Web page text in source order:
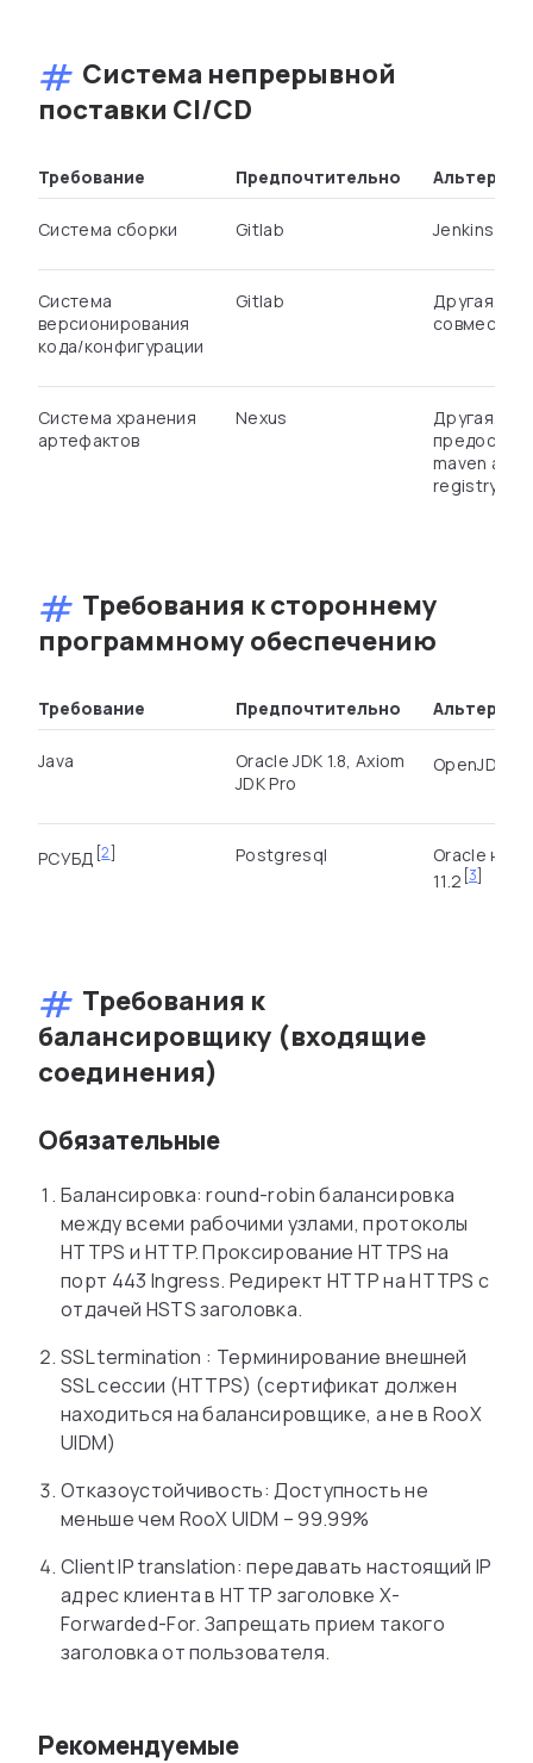
Система непрерывной
поставки CI/CD
Требование Предпочтительно
Система сборки Gitlab Jenkins
Система
версионирования
кода/конфигурации
Gitlab
Другая, git-
Система хранения
артефактов
Nexus
Другая,
maven api,
registry
Требования к стороннему
программному обеспечению
Требование Предпочтительно
Java
Oracle JDK 1.8, Axiom
JDK Pro
OpenJDK 1.8⁠
РСУБД⁠ [2 Postgresql
Oracle не
11.2⁠ 3
Требования к
балансировщику (входящие
соединения)
Обязательные
Балансировка: round-robin балансировка
между всеми рабочими узлами, протоколы
HTTPS и HTTP. Проксирование HTTPS на
порт 443 Ingress. Редирект HTTP на HTTPS с
отдачей HSTS заголовка.
SSL termination : Терминирование внешней
SSL сессии (HTTPS) (сертификат должен
находиться на балансировщике, а не в RooX
UIDM)
Отказоустойчивость: Доступность не
меньше чем RooX UIDM – 99.99%
Client IP translation: передавать настоящий IP
адрес клиента в HTTP заголовке X-
Forwarded-For. Запрещать прием такого
заголовка от пользователя.
Рекомендуемые